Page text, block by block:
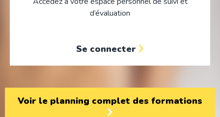
d’évaluation
Se connecter
Voir le planning complet des formations